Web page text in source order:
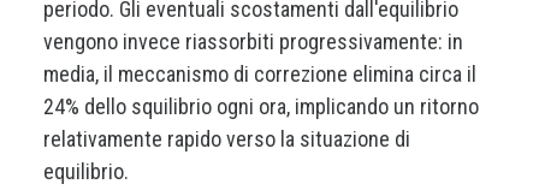
periodo. Gli eventuali scostamenti dall'equilibrio
vengono invece riassorbiti progressivamente: in
media, il meccanismo di correzione elimina circa il
24% dello squilibrio ogni ora, implicando un ritorno
relativamente rapido verso la situazione di
equilibrio.